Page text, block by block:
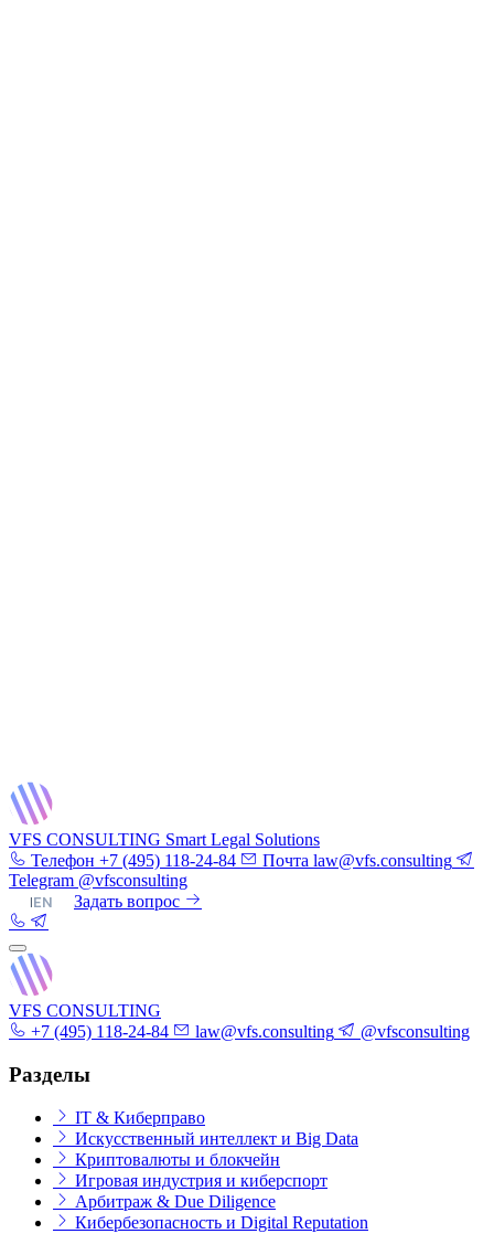
VFS CONSULTING Smart Legal Solutions
Телефон +7 (495) 118-24-84 Почта law@vfs.consulting
Telegram @vfsconsulting
|EN Задать вопрос
VFS CONSULTING
+7 (495) 118-24-84
law@vfs.consulting @vfsconsulting
Разделы
IT & Киберправо
Искусственный интеллект и Big Data
Криптовалюты и блокчейн
Игровая индустрия и киберспорт
Арбитраж & Due Diligence
Кибербезопасность и Digital Reputation